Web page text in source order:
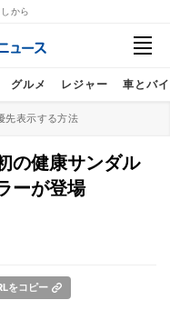
から
グルメ レジャー 車とバ
先表示する方法
の健康サンダル
ーが登場
をコピー